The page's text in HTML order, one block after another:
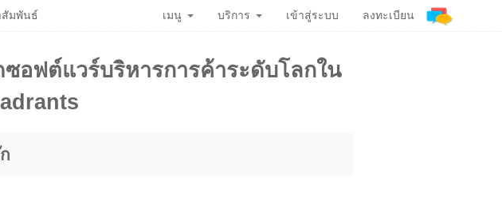
อฟต์แวร์บริหารการค้าระดับโลกใน
มพันธ์ เมนู บริการ เข้าสู่ระบบ ลงทะเบียน